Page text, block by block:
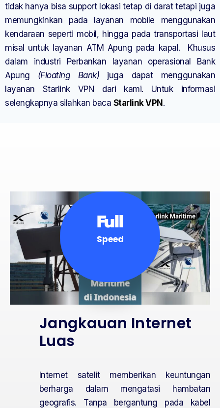
tidak hanya bisa support lokasi tetap di darat tetapi juga
memungkinkan pada layanan mobile menggunakan
kendaraan seperti mobil, hingga pada transportasi laut
misal untuk layanan ATM Apung pada kapal. Khusus
dalam industri Perbankan layanan operasional Bank
Apung (Floating Bank) juga dapat menggunakan
layanan Starlink VPN dari kami. Untuk informasi
selengkapnya silahkan baca Starlink VPN .
Full
Speed
Jangkauan Internet
Luas
Internet satelit memberikan keuntungan
berharga dalam mengatasi hambatan
geografis. Tanpa bergantung pada kabel